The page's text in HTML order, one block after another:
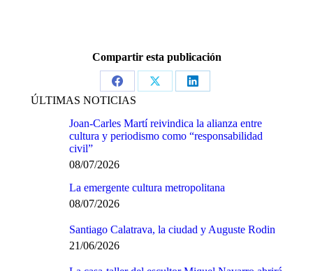
Compartir esta publicación
Share
Facebook
Share
X
Share
LinkedIn
ÚLTIMAS NOTICIAS
Joan-Carles Martí reivindica la alianza entre
cultura y periodismo como “responsabilidad
civil”
08/07/2026
La emergente cultura metropolitana
08/07/2026
Santiago Calatrava, la ciudad y Auguste Rodin
21/06/2026